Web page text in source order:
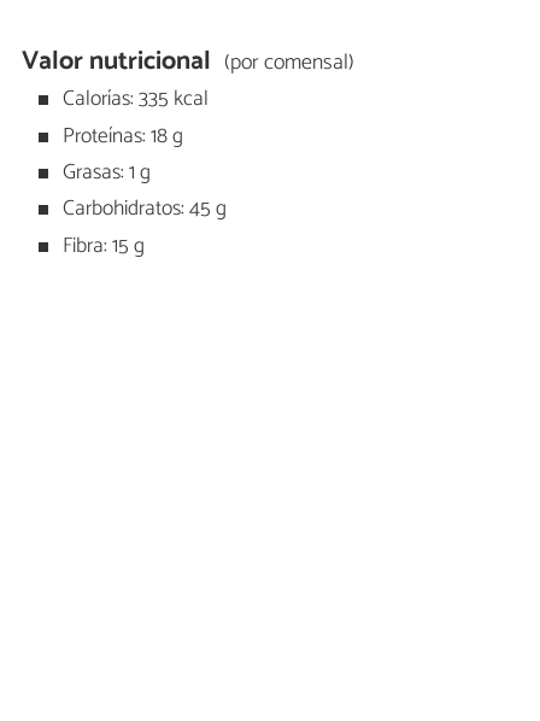
Valor nutricional (por comensal)
Calorías: 335 kcal
Proteínas: 18 g
Grasas: 1 g
Carbohidratos: 45 g
Fibra: 15 g